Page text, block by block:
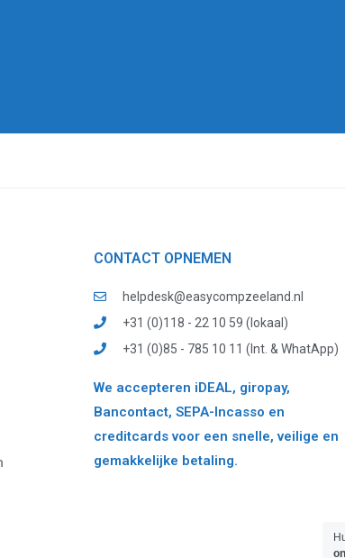
CONTACT OPNEMEN
helpdesk@easycompzeeland.nl
+31 (0)118 - 22 10 59 (lokaal)
+31 (0)85 - 785 10 11 (Int. & WhatApp)
We accepteren iDEAL, giropay,
Bancontact, SEPA-Incasso en
creditcards voor een snelle, veilige en
gemakkelijke betaling.